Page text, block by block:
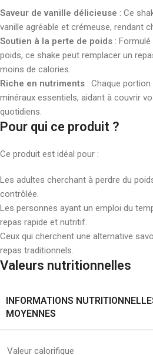
Saveur de vanille délicieuse : Ce
vanille agréable et crémeuse, rendant
Soutien à la perte de poids :
poids, ce shake peut remplacer un
moins de calories.
Riche en nutriments : Chaque
minéraux essentiels, aidant à couvrir
quotidiens.
Pour qui ce produit ?
Ce produit est idéal pour :
Les adultes cherchant à perdre du
contrôlée.
Les personnes ayant un emploi du
repas rapide et nutritif.
Ceux qui cherchent une alternative
repas traditionnels.
Valeurs nutritionnelles
INFORMATIONS
MOYENNES
Valeur calorifique